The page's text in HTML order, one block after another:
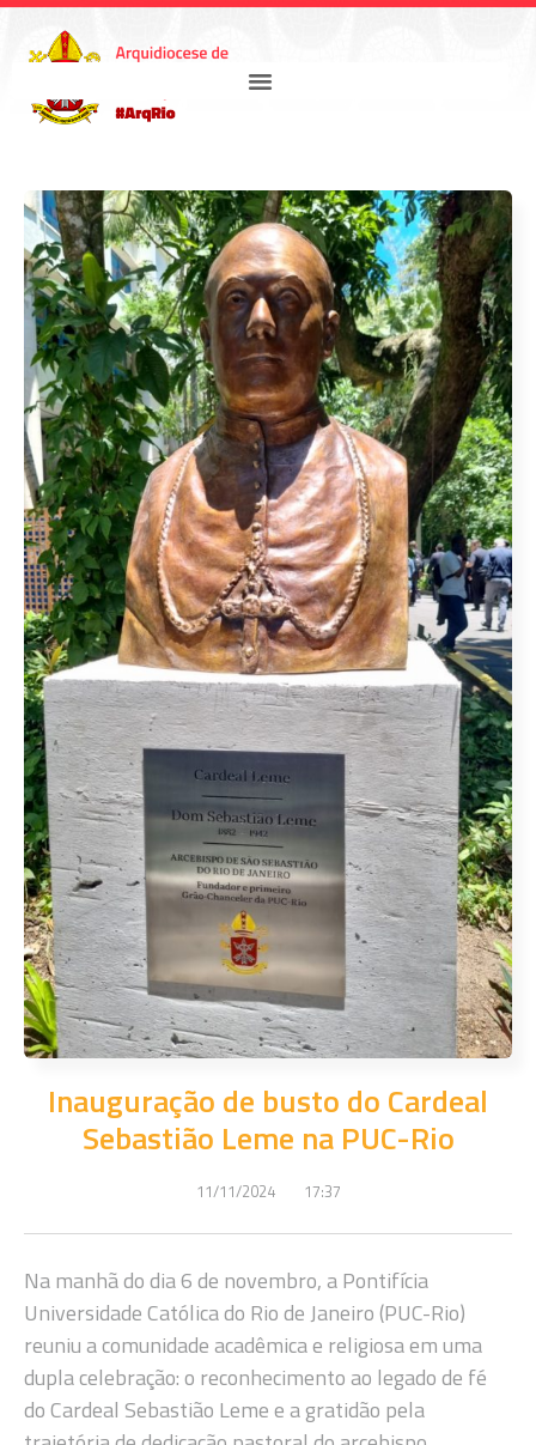
Inauguração de busto do Cardeal
Sebastião Leme na PUC-Rio
11/11/2024 17:37
Na manhã do dia 6 de novembro, a Pontifícia
Universidade Católica do Rio de Janeiro (PUC-Rio)
reuniu a comunidade acadêmica e religiosa em uma
dupla celebração: o reconhecimento ao legado de fé
do Cardeal Sebastião Leme e a gratidão pela